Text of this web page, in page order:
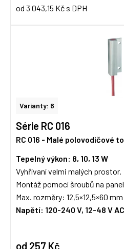
od 3 043,15 Kč s DPH
Varianty: 6
Série RC 016
RC 016 - Malé polovodičové
Tepelný výkon: 8, 10, 13 W
Vyhřívaní velmi malých prostor.
Montáž pomocí šroubů na
Max. rozměry: 12,5×12,5×60 mm
Napětí: 120-240 V, 12-48 V
od 257 Kč